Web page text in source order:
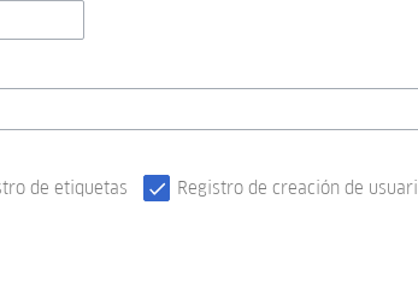
de etiquetas
Registro de creación de